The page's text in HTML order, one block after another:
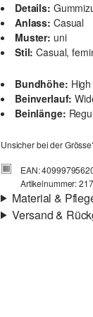
Details:
Anlass: Casual
Muster: uni
Stil: Casual,
Bundhöhe:
Beinverlauf:
Beinlänge:
Unsicher bei der
EAN:
Artikelnummer:
Material &
Versand &